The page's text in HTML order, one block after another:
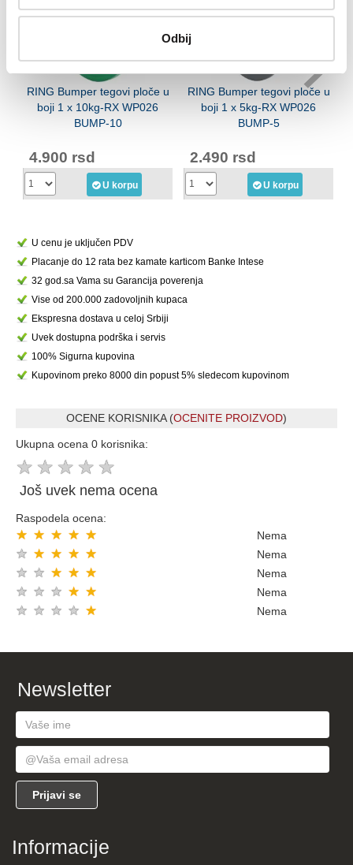
Odbij
RING Bumper tegovi ploče u
boji 1 x 10kg-RX WP026
BUMP-10
4.900 rsd
U korpu
RING Bumper tegovi ploče u
boji 1 x 5kg-RX WP026
BUMP-5
2.490 rsd
U korpu
U cenu je uključen PDV
Placanje do 12 rata bez kamate karticom Banke Intese
32 god.sa Vama su Garancija poverenja
Vise od 200.000 zadovoljnih kupaca
Ekspresna dostava u celoj Srbiji
Uvek dostupna podrška i servis
100% Sigurna kupovina
Kupovinom preko 8000 din popust 5% sledecom kupovinom
OCENE KORISNIKA (OCENITE PROIZVOD)
Ukupna ocena 0 korisnika:
★ ★ ★ ★ ★
Još uvek nema ocena
Raspodela ocena:
★
★
★
★
★ Nema
★
★
★
★
★ Nema
★
★
★
★
★ Nema
★
★
★
★
★ Nema
★
★
★
★
★ Nema
Newsletter
Informacije